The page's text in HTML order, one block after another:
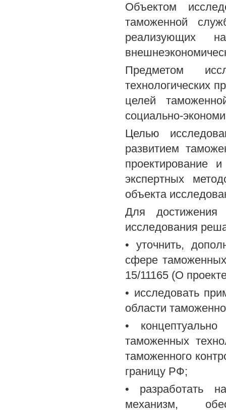
Объектом
таможенной
реализующих
Предметом
технологических
целей
социально-
Целью
развитием
проектирование
экспертных
объекта
Для достижения
исследования
• уточнить,
сфере
15/11165 (О
• исследовать
области
•
таможенных
таможенного
границу РФ;
• разработать
механизм,